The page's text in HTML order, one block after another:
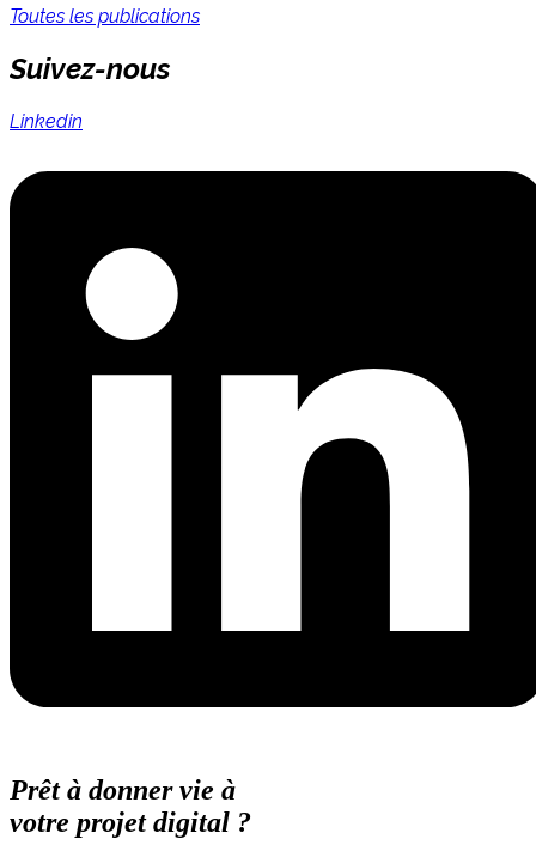
Toutes les publications
Suivez-nous
Linkedin
Prêt à donner vie à
votre projet digital ?